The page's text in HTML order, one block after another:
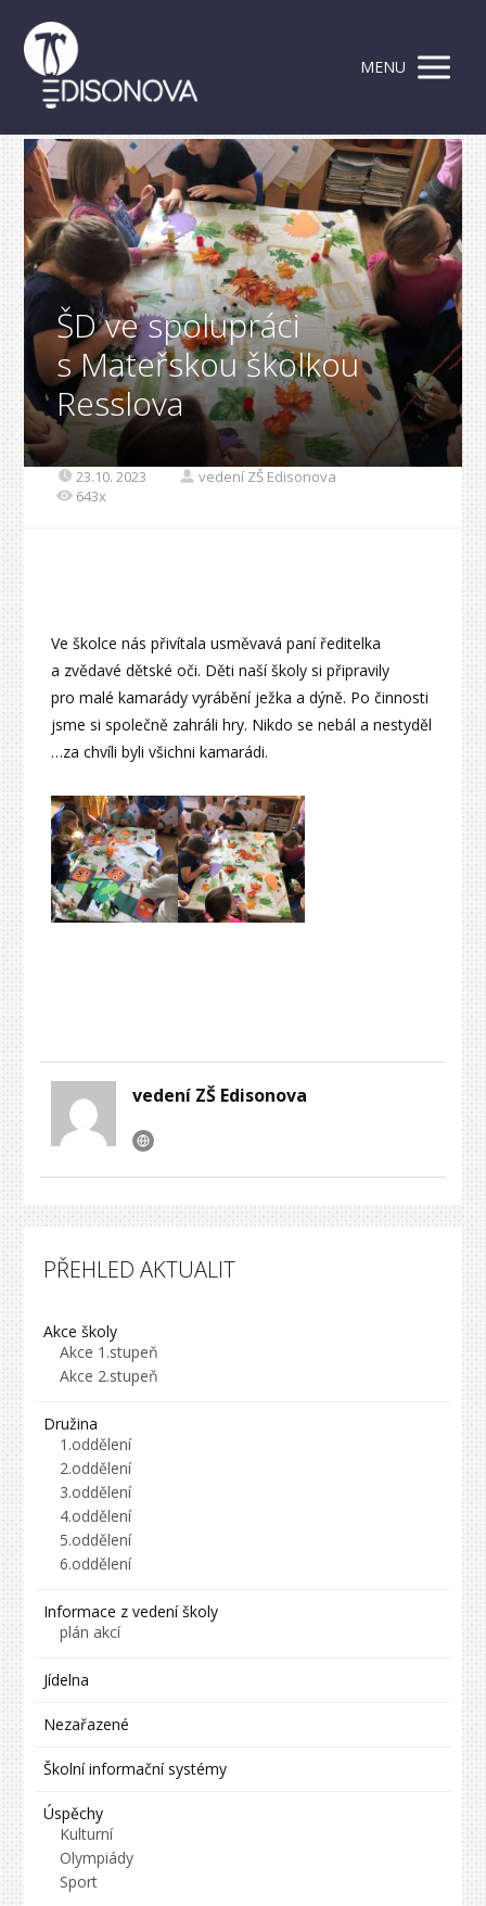
MENU
ŠD ve spolupráci
s Mateřskou školkou
Resslova
23.10. 2023
vedení ZŠ Edisonova
643x
Ve školce nás přivítala usměvavá paní ředitelka
a zvědavé dětské oči. Děti naší školy si připravily
pro malé kamarády vyrábění ježka a dýně. Po činnosti
jsme si společně zahráli hry. Nikdo se nebál a nestyděl
…za chvíli byli všichni kamarádi.
vedení ZŠ Edisonova
PŘEHLED AKTUALIT
Akce školy
Akce 1.stupeň
Akce 2.stupeň
Družina
1.oddělení
2.oddělení
3.oddělení
4.oddělení
5.oddělení
6.oddělení
Informace z vedení školy
plán akcí
Jídelna
Nezařazené
Školní informační systémy
Úspěchy
Kulturní
Olympiády
Sport